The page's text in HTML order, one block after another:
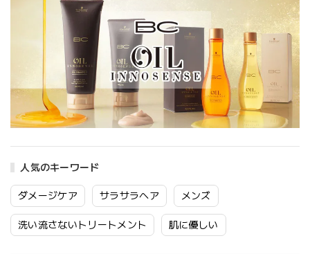
人気のキーワード
ダメージケア サラサラヘア メンズ
洗い流さないトリートメント 肌に優しい